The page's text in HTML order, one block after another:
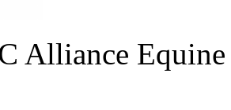
Alliance Equine